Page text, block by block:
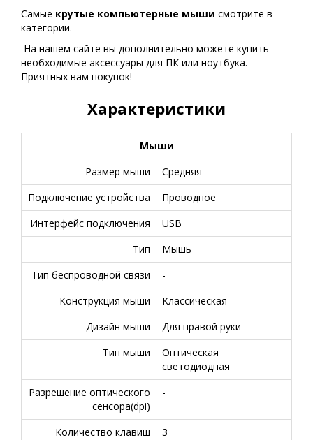
Самые крутые компьютерные мыши смотрите в
категории.
На нашем сайте вы дополнительно можете купить
необходимые аксессуары для ПК или ноутбука.
Приятных вам покупок!
Характеристики
Мыши
Размер мыши
Средняя
Подключение устройства
Проводное
Интерфейс подключения
USB
Тип
Мышь
Тип беспроводной связи
-
Конструкция мыши
Классическая
Дизайн мыши
Для правой руки
Тип мыши
Оптическая
светодиодная
Разрешение оптического
сенсора(dpi)
-
Количество клавиш
3